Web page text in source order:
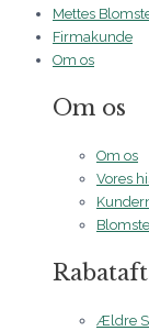
Mettes
Firmakunde
Om os
Om os
Om os
Vores
Ældre